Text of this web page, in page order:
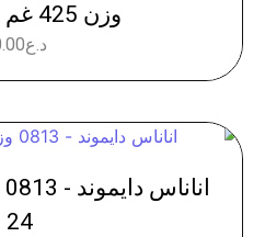
وزن 425 غم - عدد 12
د.ع
24